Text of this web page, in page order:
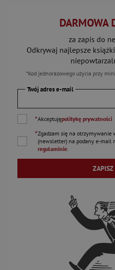
DARMOWA
za zapis do
Odkrywaj najlepsze
*Kod jednorazowego użycia przy
Twój adres e-mail
*Akceptujępolitykę prywatności
*Zgadzam się na otrzymywanie
(newsletter) na podany e-mail
regulaminie.
ZAPISZ